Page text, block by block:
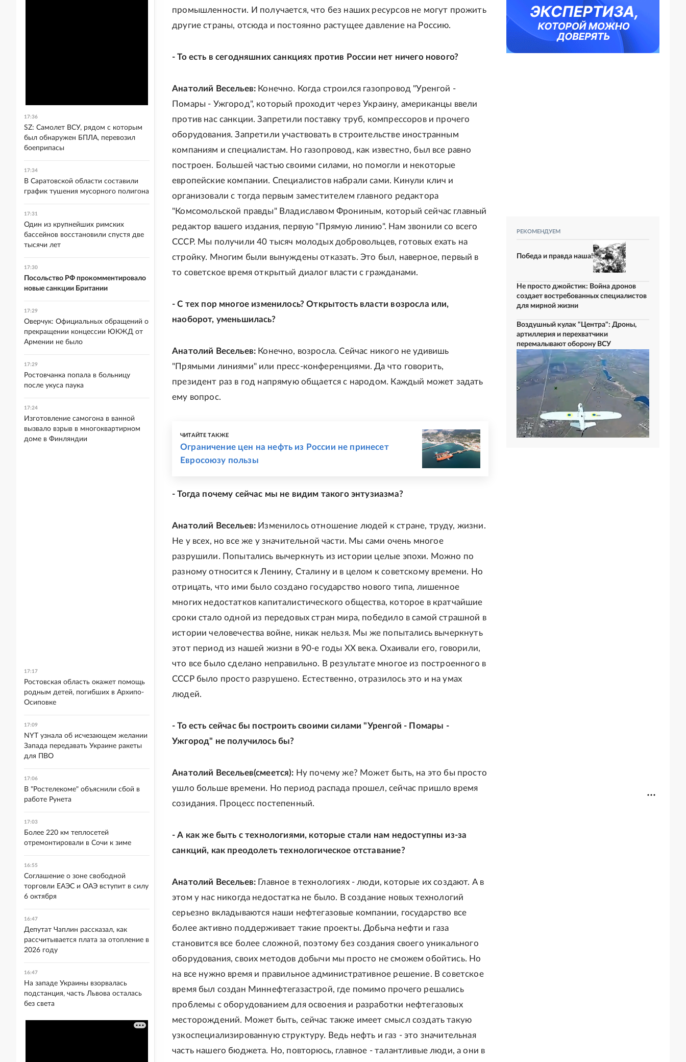
промышленности. И получается, что без наших ресурсов не могут прожить
другие страны, отсюда и постоянно растущее давление на Россию.
- То есть в сегодняшних санкциях против России нет ничего нового?
Анатолий Весельев: Конечно. Когда строился газопровод "Уренгой -
Помары - Ужгород", который проходит через Украину, американцы ввели
против нас санкции. Запретили поставку труб, компрессоров и прочего
оборудования. Запретили участвовать в строительстве иностранным
компаниям и специалистам. Но газопровод, как известно, был все равно
построен. Большей частью своими силами, но помогли и некоторые
европейские компании. Специалистов набрали сами. Кинули клич и
организовали с тогда первым заместителем главного редактора
"Комсомольской правды" Владиславом Фрониным, который сейчас главный
редактор вашего издания, первую "Прямую линию". Нам звонили со всего
СССР. Мы получили 40 тысяч молодых добровольцев, готовых ехать на
стройку. Многим были вынуждены отказать. Это был, наверное, первый в
то советское время открытый диалог власти с гражданами.
- С тех пор многое изменилось? Открытость власти возросла или,
наоборот, уменьшилась?
Анатолий Весельев: Конечно, возросла. Сейчас никого не удивишь
"Прямыми линиями" или пресс-конференциями. Да что говорить,
президент раз в год напрямую общается с народом. Каждый может задать
ему вопрос.
ЧИТАЙТЕ ТАКЖЕ
Ограничение цен на нефть из России не принесет
Евросоюзу пользы
- Тогда почему сейчас мы не видим такого энтузиазма?
Анатолий Весельев: Изменилось отношение людей к стране, труду, жизни.
Не у всех, но все же у значительной части. Мы сами очень многое
разрушили. Попытались вычеркнуть из истории целые эпохи. Можно по
разному относится к Ленину, Сталину и в целом к советскому времени. Но
отрицать, что ими было создано государство нового типа, лишенное
многих недостатков капиталистического общества, которое в кратчайшие
сроки стало одной из передовых стран мира, победило в самой страшной в
истории человечества войне, никак нельзя. Мы же попытались вычеркнуть
этот период из нашей жизни в 90-е годы XX века. Охаивали его, говорили,
что все было сделано неправильно. В результате многое из построенного в
СССР было просто разрушено. Естественно, отразилось это и на умах
людей.
- То есть сейчас бы построить своими силами "Уренгой - Помары -
Ужгород" не получилось бы?
Анатолий Весельев(смеется): Ну почему же? Может быть, на это бы просто
ушло больше времени. Но период распада прошел, сейчас пришло время
созидания. Процесс постепенный.
- А как же быть с технологиями, которые стали нам недоступны из-за
санкций, как преодолеть технологическое отставание?
Анатолий Весельев: Главное в технологиях - люди, которые их создают. А в
этом у нас никогда недостатка не было. В создание новых технологий
серьезно вкладываются наши нефтегазовые компании, государство все
более активно поддерживает такие проекты. Добыча нефти и газа
становится все более сложной, поэтому без создания своего уникального
оборудования, своих методов добычи мы просто не сможем обойтись. Но
на все нужно время и правильное административное решение. В советское
время был создан Миннефтегазастрой, где помимо прочего решались
проблемы с оборудованием для освоения и разработки нефтегазовых
месторождений. Может быть, сейчас также имеет смысл создать такую
узкоспециализированную структуру. Ведь нефть и газ - это значительная
часть нашего бюджета. Но, повторюсь, главное - талантливые люди, а они в
РЕКОМЕНДУЕМ
Победа и правда наша!
Не просто джойстик: Война дронов
создает востребованных специалистов
для мирной жизни
Воздушный кулак "Центра": Дроны,
артиллерия и перехватчики
перемалывают оборону ВСУ
17:36
SZ: Самолет ВСУ, рядом с которым
был обнаружен БПЛА, перевозил
боеприпасы
17:34
В Саратовской области составили
график тушения мусорного полигона
17:31
Один из крупнейших римских
бассейнов восстановили спустя две
тысячи лет
17:30
Посольство РФ прокомментировало
новые санкции Британии
17:29
Оверчук: Официальных обращений о
прекращении концессии ЮКЖД от
Армении не было
17:29
Ростовчанка попала в больницу
после укуса паука
17:24
Изготовление самогона в ванной
вызвало взрыв в многоквартирном
доме в Финляндии
17:17
Ростовская область окажет помощь
родным детей, погибших в Архипо-
Осиповке
17:09
NYT узнала об исчезающем желании
Запада передавать Украине ракеты
для ПВО
17:06
В "Ростелекоме" объяснили сбой в
работе Рунета
17:03
Более 220 км теплосетей
отремонтировали в Сочи к зиме
16:55
Соглашение о зоне свободной
торговли ЕАЭС и ОАЭ вступит в силу
6 октября
16:47
Депутат Чаплин рассказал, как
рассчитывается плата за отопление в
2026 году
16:47
На западе Украины взорвалась
подстанция, часть Львова осталась
без света